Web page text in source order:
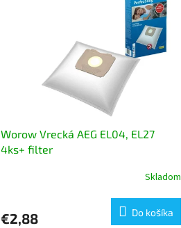
Worow Vrecká AEG EL04, EL27
4ks+ filter
je
Skladom
€2,88 Do košíka